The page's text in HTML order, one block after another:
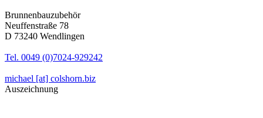
Brunnenbauzubehör
Neuffenstraße 78
D 73240 Wendlingen
Tel. 0049 (0)7024-929242
michael [at] colshorn.biz
Auszeichnung